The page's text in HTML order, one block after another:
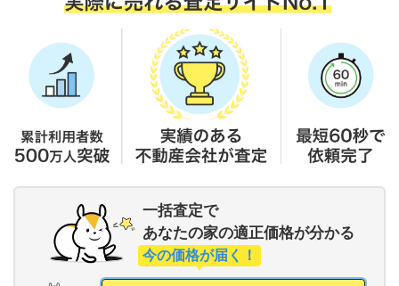
一括査定で
あなたの家の適正価格が分かる
今の価格が届く！